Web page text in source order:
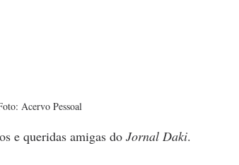
Acervo Pessoal
e queridas amigas do Jornal Daki.